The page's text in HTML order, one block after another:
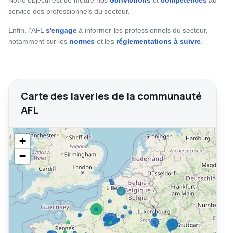
service des professionnels du secteur.
Enfin, l'AFL s'engage à informer les professionnels du secteur,
notamment sur les normes et les réglementations à suivre
Carte des laveries de la communauté
AFL
+
−